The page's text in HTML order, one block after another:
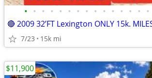
• • • • • • • • • • • • • • •
7/23 15k mi
$11,900